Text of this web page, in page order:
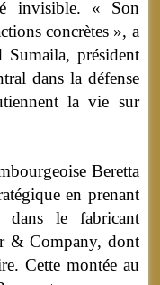
invisible. « Son
concrètes », a
Sumaila, président
dans la défense
la vie sur
Beretta
en prenant
le fabricant
& Company, dont
Cette montée au